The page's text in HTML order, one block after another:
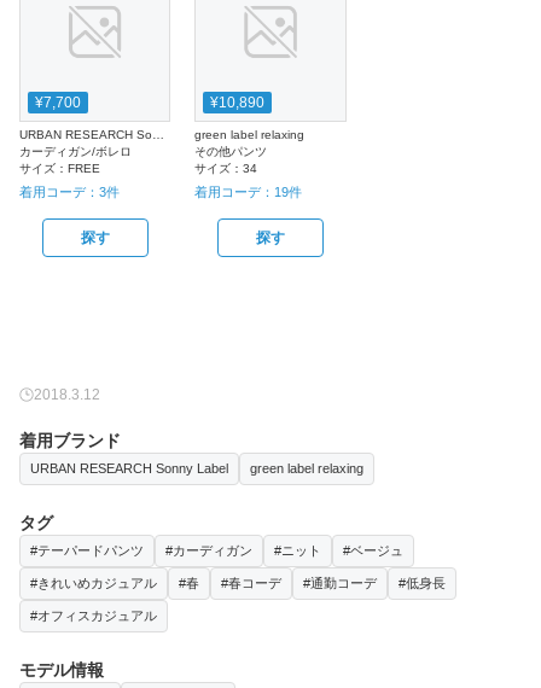
¥7,700
カーディガン/ボレロ
サイズ： FREE
着用コーデ： 3件
探す
¥10,890
green label relaxing
その他パンツ
サイズ：34
着用コーデ： 19件
探す
2018.3.12
着用ブランド
URBAN RESEARCH Sonny Label green label relaxing
タグ
#テーパードパンツ #カーディガン #ニット #ベージュ
#きれいめカジュアル #春 #春コーデ #通勤コーデ #低身長
#オフィスカジュアル
モデル情報